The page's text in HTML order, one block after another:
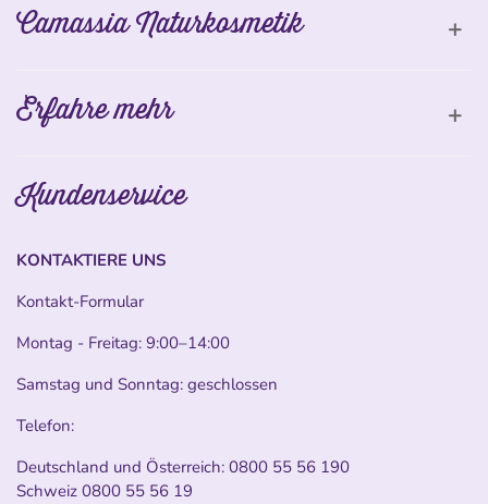
Camassia Naturkosmetik
Erfahre mehr
Kundenservice
KONTAKTIERE UNS
Kontakt-Formular
Montag - Freitag: 9:00–14:00
Samstag und Sonntag: geschlossen
Telefon:
Deutschland und Österreich: 0800 55 56 190
Schweiz 0800 55 56 19